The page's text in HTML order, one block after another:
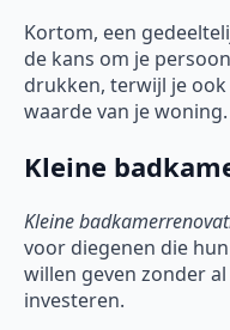
Kortom, een
de kans om je
drukken, terwijl je
waarde van je woning.
Kleine
Kleine
voor diegenen die
willen geven zonder
investeren.